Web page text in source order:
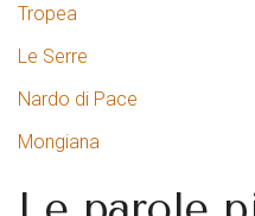
Tropea
Le Serre
Nardo di Pace
Mongiana